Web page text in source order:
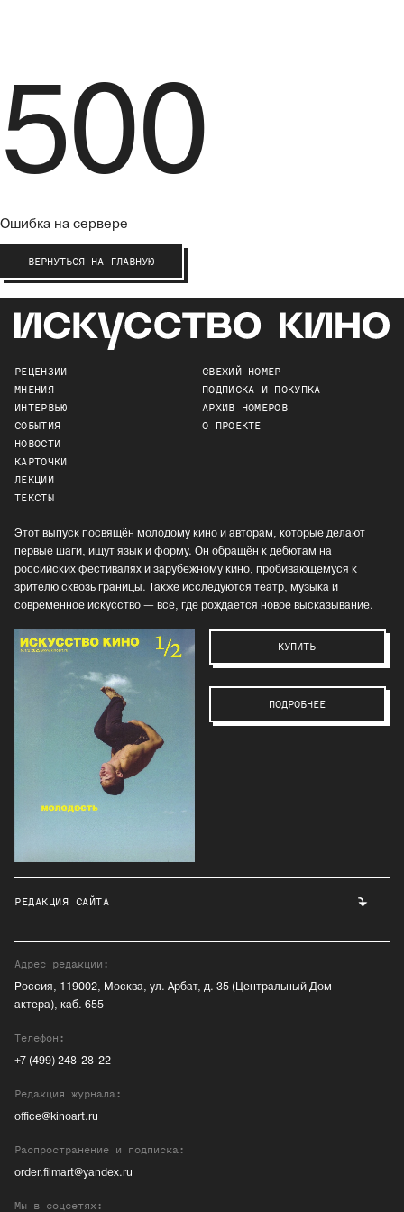
500
Ошибка на сервере
ВЕРНУТЬСЯ НА ГЛАВНУЮ
РЕЦЕНЗИИ
МНЕНИЯ
ИНТЕРВЬЮ
СОБЫТИЯ
НОВОСТИ
КАРТОЧКИ
ЛЕКЦИИ
ТЕКСТЫ
СВЕЖИЙ НОМЕР
ПОДПИСКА И ПОКУПКА
АРХИВ НОМЕРОВ
О ПРОЕКТЕ
Этот выпуск посвящён молодому кино и авторам, которые делают
первые шаги, ищут язык и форму. Он обращён к дебютам на
российских фестивалях и зарубежному кино, пробивающемуся к
зрителю сквозь границы. Также исследуются театр, музыка и
современное искусство — всё, где рождается новое высказывание.
КУПИТЬ
ПОДРОБНЕЕ
РЕДАКЦИЯ САЙТА
Адрес редакции:
Россия, 119002, Москва, ул. Арбат, д. 35 (Центральный Дом
актера), каб. 655
Телефон:
+7 (499) 248-28-22
Редакция журнала:
office@kinoart.ru
Распространение и подписка:
order.filmart@yandex.ru
Мы в соцсетях: